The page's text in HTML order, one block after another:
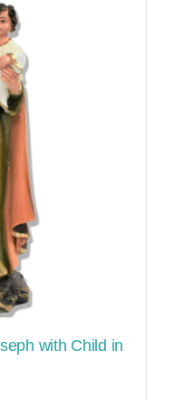
with Child in